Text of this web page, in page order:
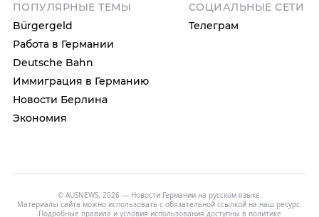
ПОПУЛЯРНЫЕ ТЕМЫ
Bürgergeld
Работа в Германии
Deutsche Bahn
Иммиграция в Германию
Новости Берлина
Экономия
СОЦИАЛЬНЫЕ СЕТИ
Телеграм
© AUSNEWS, 2026 — Новости Германии на русском языке.
Материалы сайта можно использовать с обязательной ссылкой на наш ресурс.
Подробные правила и условия использования доступны в политике